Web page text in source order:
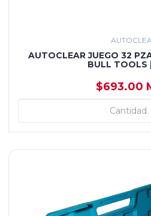
AUTOCLEAR JUEGO 32
BULL TOOLS
$693.00
+